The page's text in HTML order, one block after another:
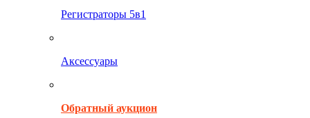
Регистраторы 5в1
Аксессуары
Обратный аукцион